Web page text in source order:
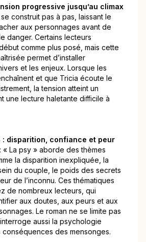
progressive jusqu’au climax
construit pas à pas, laissant le
aux personnages avant de
danger. Certains lecteurs
comme plus posé, mais cette
permet d’installer
et les enjeux. Lorsque les
et que Tricia écoute le
la tension atteint un
une lecture haletante difficile à
: disparition, confiance et peur
« La psy » aborde des thèmes
la disparition inexpliquée, la
du couple, le poids des secrets
de l’inconnu. Ces thématiques
de nombreux lecteurs, qui
aux doutes, aux peurs et aux
Le roman ne se limite pas
aussi la psychologie
conséquences des mensonges.